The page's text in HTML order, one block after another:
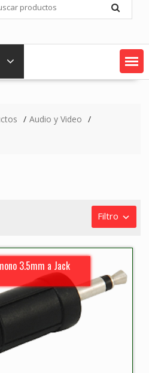
Audio y Video
Filtro
3.5mm a Jack